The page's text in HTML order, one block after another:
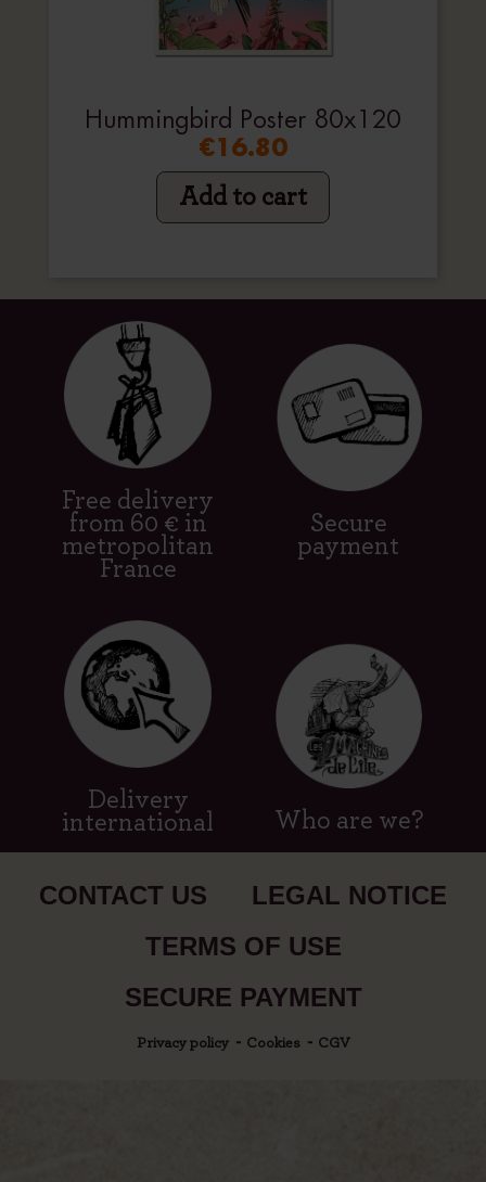
Hummingbird Poster 80x120
€16.80
Add to cart
Free delivery
from 60 € in
metropolitan
France
Secure
payment
Delivery
international
Who are we?
CONTACT US
LEGAL NOTICE
TERMS OF USE
SECURE PAYMENT
Privacy policy Cookies CGV